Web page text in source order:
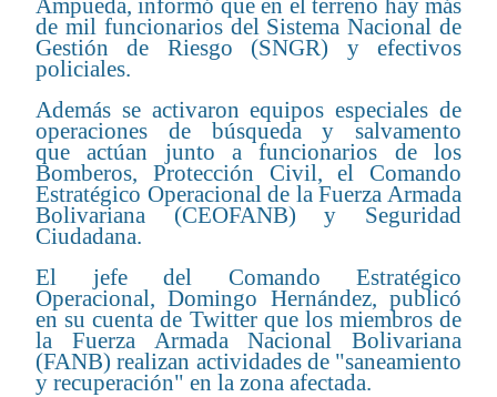
de mil funcionarios del Sistema Nacional de
Gestión de Riesgo (SNGR) y efectivos
policiales.
Además se activaron equipos especiales de
operaciones de búsqueda y salvamento
que actúan junto a funcionarios de los
Bomberos, Protección Civil, el Comando
Estratégico Operacional de la Fuerza Armada
Bolivariana (CEOFANB) y Seguridad
Ciudadana.
El jefe del Comando Estratégico
Operacional, Domingo Hernández, publicó
en su cuenta de Twitter que los miembros de
la Fuerza Armada Nacional Bolivariana
(FANB) realizan actividades de "saneamiento
y recuperación" en la zona afectada.